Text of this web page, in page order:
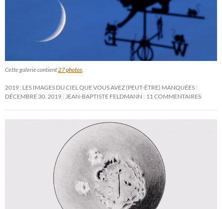
Cette galerie contient27 photos.
2019 : LES IMAGES DU CIEL QUE VOUS AVEZ (PEUT-ÊTRE) MANQUÉES
DÉCEMBRE 30, 2019 JEAN-BAPTISTE FELDMANN 11 COMMENTAIRES